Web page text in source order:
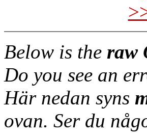
Below is the raw
Do you see an
Här nedan syns
ovan. Ser du